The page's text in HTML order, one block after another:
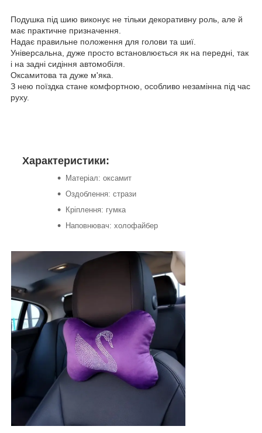
Подушка під шию виконує не тільки декоративну роль, але й
має практичне призначення.
Надає правильне положення для голови та шиї.
Універсальна, дуже просто встановлюється як на передні, так
і на задні сидіння автомобіля.
Оксамитова та дуже м'яка.
З нею поїздка стане комфортною, особливо незамінна під час
руху.
Характеристики:
Матеріал: оксамит
Оздоблення: стрази
Кріплення: гумка
Наповнювач: холофайбер